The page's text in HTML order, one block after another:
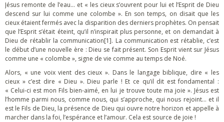
Jésus remonte de l’eau… et « les cieux s’ouvrent pour lui et l’Esprit de Dieu
descend sur lui comme une colombe ». En son temps, on disait que les
cieux étaient fermés avec la disparition des derniers prophètes. On pensait
que l’Esprit s’était éteint, qu’il n’inspirait plus personne, et on demandait à
Dieu de rétablir la communication[1]. La communication est rétablie, c’est
le début d’une nouvelle ère : Dieu se fait présent. Son Esprit vient sur Jésus
comme une « colombe », signe de vie comme au temps de Noé.
Alors, « une voix vient des cieux ». Dans le langage biblique, dire « les
cieux » c’est dire « Dieu ». Dieu parle ! Et ce qu’il dit est fondamental :
« Celui-ci est mon Fils bien-aimé, en lui je trouve toute ma joie ». Jésus est
l’homme parmi nous, comme nous, qui s’approche, qui nous rejoint… et il
est le Fils de Dieu, la présence de Dieu qui ouvre notre horizon et appelle à
marcher dans la foi, l’espérance et l’amour. Cela est source de joie !